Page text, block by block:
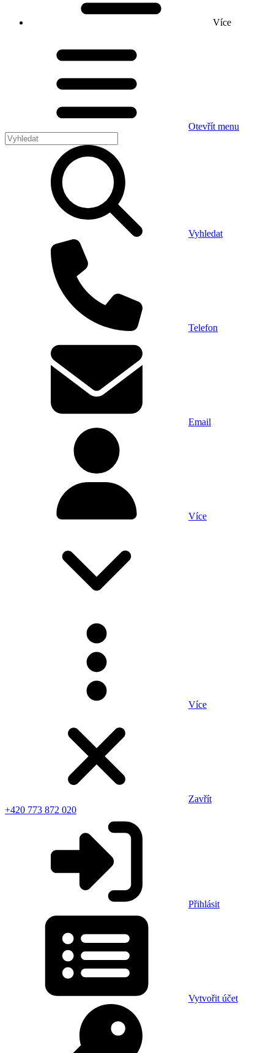
Více
Otevřít menu
Vyhledat
Telefon
Email
Více
Více
Zavřít
+420 773 872 020
Přihlásit
Vytvořit účet